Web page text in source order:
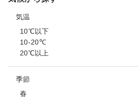
気温
10℃以下
10-20℃
20℃以上
季節
春